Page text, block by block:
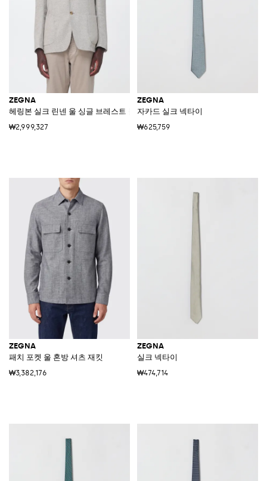
ZEGNA
헤링본 실크 린넨 울 싱글 브레스트 블레이저
₩2,999,327
ZEGNA
자카드 실크 넥타이
₩625,759
ZEGNA
패치 포켓 울 혼방 셔츠 재킷
₩3,382,176
ZEGNA
실크 넥타이
₩474,714